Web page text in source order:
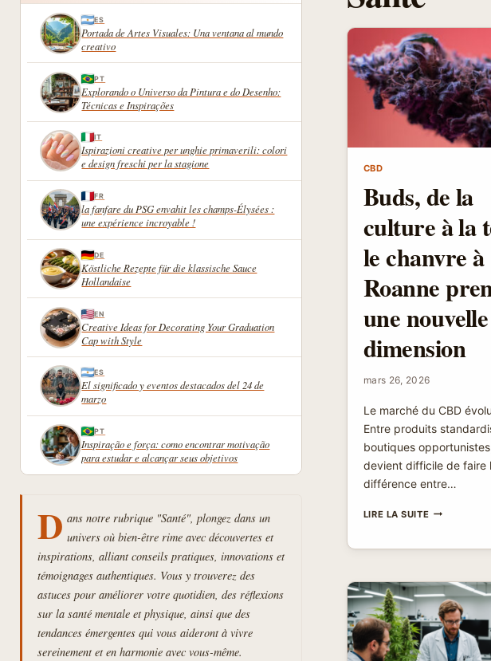
CBD
Buds, de la
culture à la
le chanvre à
Roanne
une nouvelle
dimension
mars 26, 2026
Le marché du CBD
Entre produits
boutiques
devient difficile de faire
différence entre…
LIRE LA SUITEBUDS,
CULTURE
LA
TÊTE
LE
CHANVRE
À
ES
Portada de Artes Visuales: Una ventana al mundo
creativo
PT
Explorando o Universo da Pintura e do Desenho:
Técnicas e Inspirações
IT
Ispirazioni creative per unghie primaverili: colori
e design freschi per la stagione
FR
la fanfare du PSG envahit les champs-Élysées :
une expérience incroyable !
DE
Köstliche Rezepte für die klassische Sauce
Hollandaise
EN
Creative Ideas for Decorating Your Graduation
Cap with Style
ES
El significado y eventos destacados del 24 de
marzo
PT
Inspiração e força: como encontrar motivação
para estudar e alcançar seus objetivos
D ans notre rubrique "Santé", plongez dans un
univers où bien-être rime avec découvertes et
inspirations, alliant conseils pratiques, innovations et
témoignages authentiques. Vous y trouverez des
astuces pour améliorer votre quotidien, des réflexions
sur la santé mentale et physique, ainsi que des
tendances émergentes qui vous aideront à vivre
sereinement et en harmonie avec vous-même.